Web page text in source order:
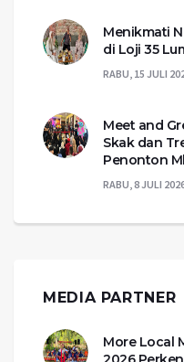
Menikmati
di Loji 35
RABU, 15 JULI
Meet and
Skak dan
Penonton
RABU, 8 JULI
MEDIA PARTNER
More Local